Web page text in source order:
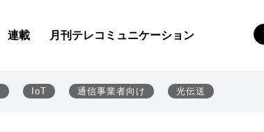
連載 月刊テレコミュニケーション
IoT 通信事業者向け 光伝送